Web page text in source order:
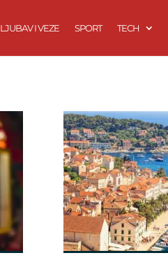
LJUBAV I VEZE SPORT TECH